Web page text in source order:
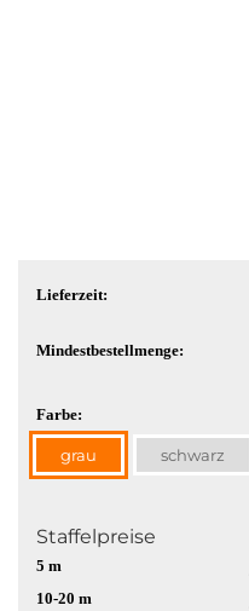
Lieferzeit:
Mindestbestellmenge:
Farbe:
grau schwarz
Staffelpreise
5 m
10-20 m